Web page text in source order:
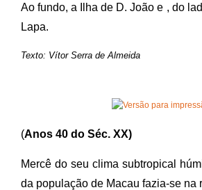
Ao fundo, a Ilha de D. João e , do
Lapa.
Texto: Vítor Serra de Almeida
(Anos 40 do Séc. XX)
Mercê do seu clima subtropical
da população de Macau fazia-se na